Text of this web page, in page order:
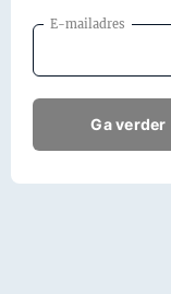
E-mailadres
Ga verder